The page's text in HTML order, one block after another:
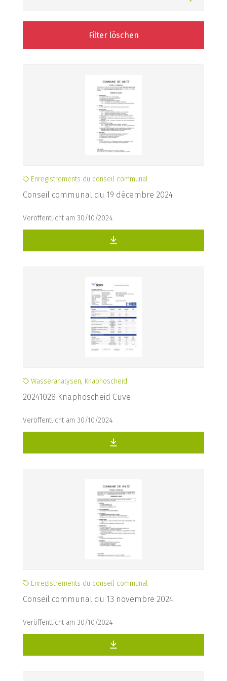
Filter löschen
Enregistrements du conseil communal
Conseil communal du 19 décembre 2024
Veröffentlicht am 30/10/2024
Wasseranalysen, Knaphoscheid
20241028 Knaphoscheid Cuve
Veröffentlicht am 30/10/2024
Enregistrements du conseil communal
Conseil communal du 13 novembre 2024
Veröffentlicht am 30/10/2024